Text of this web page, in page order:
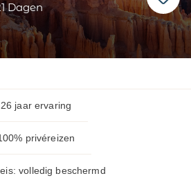
Dagen
26 jaar ervaring
privéreizen
volledig beschermd